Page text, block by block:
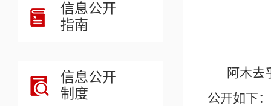
信息公开
指南
信息公开
制度
阿木去
公开如下：